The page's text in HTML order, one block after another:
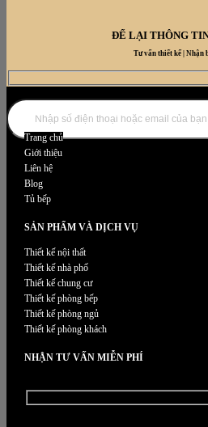
ĐỂ LẠI THÔNG
Tư vấn thiết kế | Nhận
DANH MỤC NỘI THẤT
Trang chủ
Giới thiệu
Liên hệ
Blog
Tủ bếp
SẢN PHẨM VÀ DỊCH VỤ
Thiết kế nội thất
Thiết kế nhà phố
Thiết kế chung cư
Thiết kế phòng bếp
Thiết kế phòng ngủ
Thiết kế phòng khách
NHẬN TƯ VẤN MIỄN PHÍ